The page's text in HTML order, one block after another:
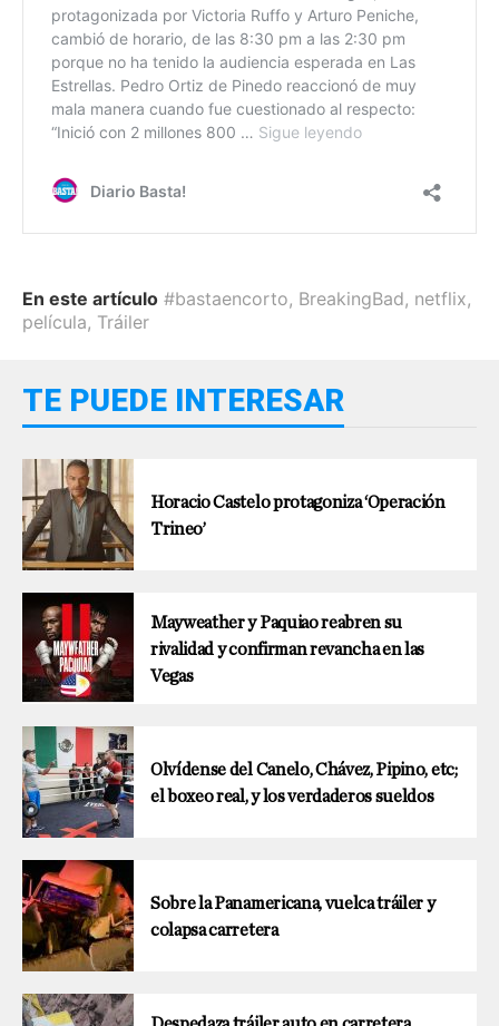
En este artículo #bastaencorto, BreakingBad, netflix,
película, Tráiler
TE PUEDE INTERESAR
Horacio Castelo protagoniza ‘Operación
Trineo’
Mayweather y Paquiao reabren su
rivalidad y confirman revancha en las
Vegas
Olvídense del Canelo, Chávez, Pipino, etc;
el boxeo real, y los verdaderos sueldos
Sobre la Panamericana, vuelca tráiler y
colapsa carretera